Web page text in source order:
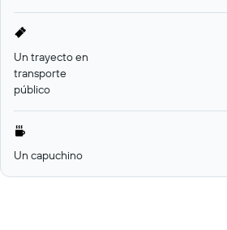
Un trayecto en
transporte
público
Un capuchino